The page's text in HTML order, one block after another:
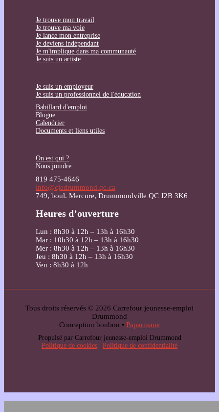
Je trouve mon travail
Je trouve ma voie
Je lance mon entreprise
Je deviens indépendant
Je m'implique dans ma communauté
Je suis un artiste
Je suis un employeur
Je suis un professionnel de l'éducation
Babillard d'emploi
Blogue
Calendrier
Documents et liens utiles
On est qui ?
Nous joindre
819 475-4646
info@cjedrummond.qc.ca
749, boul. Mercure, Drummondville QC J2B 3K6
Heures d’ouverture
Lun : 8h30 à 12h – 13h à 16h30
Mar : 10h30 à 12h – 13h à 16h30
Mer : 8h30 à 12h – 13h à 16h30
Jeu : 8h30 à 12h – 13h à 16h30
Ven : 8h30 à 12h
Tous droits réservés © 2026 Carrefour jeunesse-emploi
Drummond
Conception bonbon • Paparmane
Propulsé par Carrefour jeunesse-emploi Drummond
Politique de cookies
Politique de confidentialité